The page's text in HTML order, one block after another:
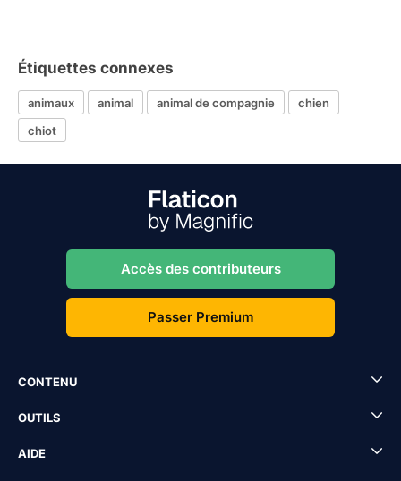
Étiquettes connexes
animaux animal animal de compagnie
chien
chiot
Accès des contributeurs
Passer Premium
CONTENU
OUTILS
AIDE